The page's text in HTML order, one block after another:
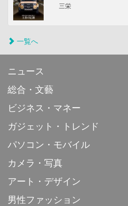
三栄
一覧へ
ニュース
総合・文藝
ビジネス・マネー
ガジェット・トレンド
パソコン・モバイル
カメラ・写真
アート・デザイン
男性ファッション